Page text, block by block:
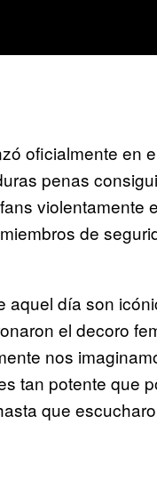
oficialmente en
penas
violentamente
de
día son
el decoro
nos
tan potente que
que